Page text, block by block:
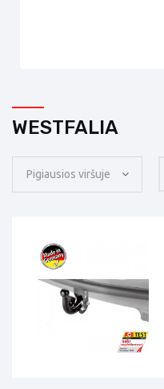
WESTFALIA
Pigiausios viršuje